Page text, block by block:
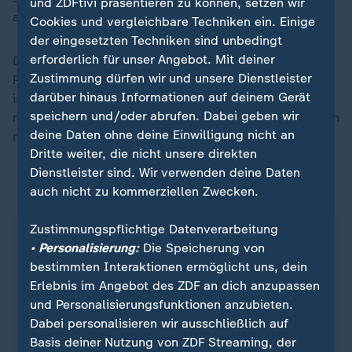
ansteigender Form.
Die geschlossene Stärke der Österreicher kümmert
Paschke laut eigener Aussage nicht: "Wer vor mir liegt,
ist letztlich egal. Ich weiß schon, dass sehr viel
möglich ist für mich, wenn ich meine Sachen ordentlich
mache."
ZDFsportstudio auf WhatsApp
Cookies und vergleichbare Techniken ein. Einige
der eingesetzten Techniken sind unbedingt
erforderlich für unser Angebot. Mit deiner
Zustimmung dürfen wir und unsere Dienstleister
darüber hinaus Informationen auf deinem Gerät
speichern und/oder abrufen. Dabei geben wir
deine Daten ohne deine Einwilligung nicht an
Dritte weiter, die nicht unsere direkten
Dienstleister sind. Wir verwenden deine Daten
auch nicht zu kommerziellen Zwecken.
Zustimmungspflichtige Datenverarbeitung
• Personalisierung:Die Speicherung von
bestimmten Interaktionen ermöglicht uns, dein
Erlebnis im Angebot des ZDF an dich anzupassen
und Personalisierungsfunktionen anzubieten.
Dabei personalisieren wir ausschließlich auf
Basis deiner Nutzung von ZDF Streaming, der